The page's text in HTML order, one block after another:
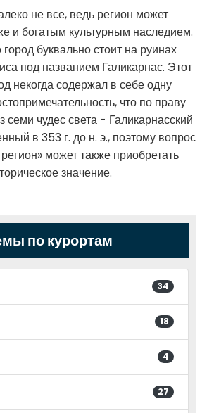
не все, ведь регион может
и богатым культурным наследием.
буквально стоит на руинах
под названием Галикарнас. Этот
некогда содержал в себе одну
что по праву
семи чудес света - Галикарнасский
в 353 г. до н. э., поэтому вопрос
может также приобретать
значение.
по курортам
34
18
4
27